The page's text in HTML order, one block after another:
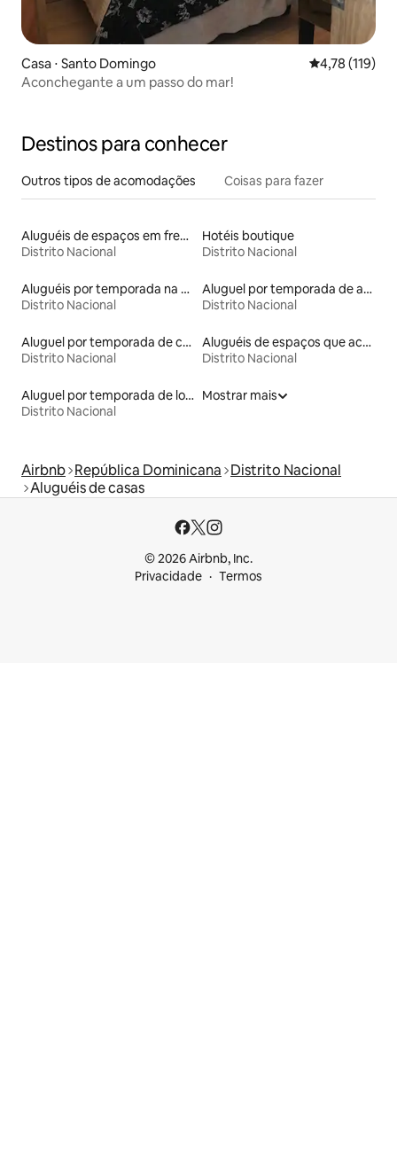
Casa ⋅ Santo Domingo 4,78 de uma
4,78 (119)
Aconchegante a um passo do mar!
Destinos para conhecer
Outros tipos de acomodações Coisas para fazer
Aluguéis de espaços em frente à praia
Distrito Nacional
Hotéis boutique
Distrito Nacional
Aluguéis por temporada na orla
Distrito Nacional
Aluguel por temporada de apart-hotéis
Distrito Nacional
Aluguel por temporada de casas de veraneio
Distrito Nacional
Aluguéis de espaços que aceitam animais de estimação
Distrito Nacional
Aluguel por temporada de lofts
Distrito Nacional
Mostrar mais
Airbnb República Dominicana Distrito Nacional
Aluguéis de casas
© 2026 Airbnb, Inc.
Privacidade
Termos